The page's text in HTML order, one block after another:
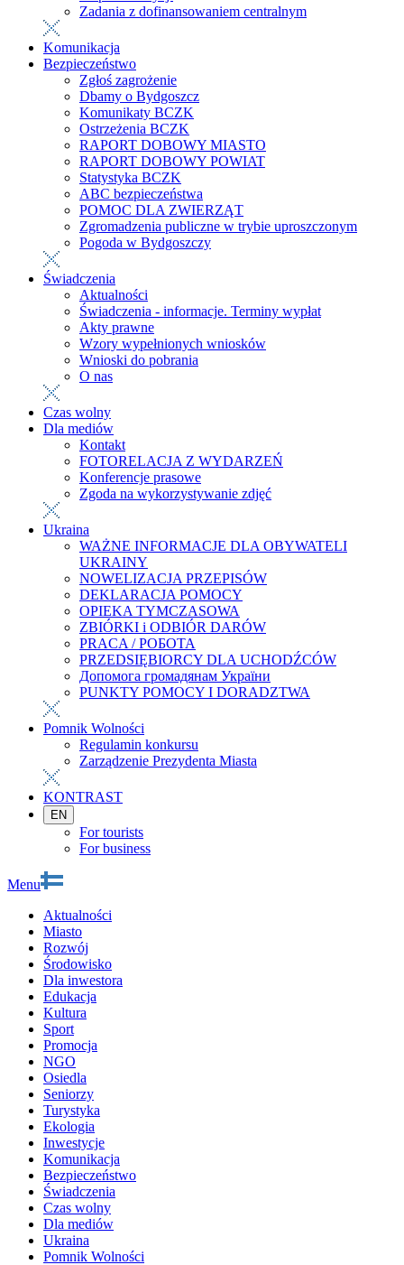
Zadania z dofinansowaniem centralnym
Komunikacja
Bezpieczeństwo
Zgłoś zagrożenie
Dbamy o Bydgoszcz
Komunikaty BCZK
Ostrzeżenia BCZK
RAPORT DOBOWY MIASTO
RAPORT DOBOWY POWIAT
Statystyka BCZK
ABC bezpieczeństwa
POMOC DLA ZWIERZĄT
Zgromadzenia publiczne w trybie uproszczonym
Pogoda w Bydgoszczy
Świadczenia
Aktualności
Świadczenia - informacje. Terminy wypłat
Akty prawne
Wzory wypełnionych wniosków
Wnioski do pobrania
O nas
Czas wolny
Dla mediów
Kontakt
FOTORELACJA Z WYDARZEŃ
Konferencje prasowe
Zgoda na wykorzystywanie zdjęć
Ukraina
WAŻNE INFORMACJE DLA OBYWATELI
UKRAINY
NOWELIZACJA PRZEPISÓW
DEKLARACJA POMOCY
OPIEKA TYMCZASOWA
ZBIÓRKI i ODBIÓR DARÓW
PRACA / РОБОТА
PRZEDSIĘBIORCY DLA UCHODŹCÓW
Допомога громадянам України
PUNKTY POMOCY I DORADZTWA
Pomnik Wolności
Regulamin konkursu
Zarządzenie Prezydenta Miasta
KONTRAST
EN
For tourists
For business
Menu
Aktualności
Miasto
Rozwój
Środowisko
Dla inwestora
Edukacja
Kultura
Sport
Promocja
NGO
Osiedla
Seniorzy
Turystyka
Ekologia
Inwestycje
Komunikacja
Bezpieczeństwo
Świadczenia
Czas wolny
Dla mediów
Ukraina
Pomnik Wolności